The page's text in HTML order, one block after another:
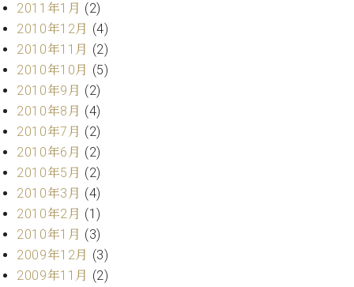
2011年1月 (2)
2010年12月 (4)
2010年11月 (2)
2010年10月 (5)
2010年9月 (2)
2010年8月 (4)
2010年7月 (2)
2010年6月 (2)
2010年5月 (2)
2010年3月 (4)
2010年2月 (1)
2010年1月 (3)
2009年12月 (3)
2009年11月 (2)